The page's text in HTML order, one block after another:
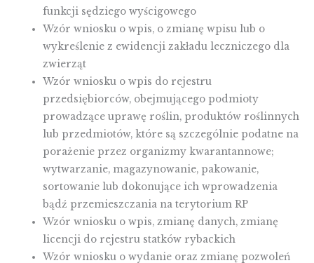
funkcji sędziego wyścigowego
Wzór wniosku o wpis, o zmianę wpisu lub o
wykreślenie z ewidencji zakładu leczniczego dla
zwierząt
Wzór wniosku o wpis do rejestru
przedsiębiorców, obejmującego podmioty
prowadzące uprawę roślin, produktów roślinnych
lub przedmiotów, które są szczególnie podatne na
porażenie przez organizmy kwarantannowe;
wytwarzanie, magazynowanie, pakowanie,
sortowanie lub dokonujące ich wprowadzenia
bądź przemieszczania na terytorium RP
Wzór wniosku o wpis, zmianę danych, zmianę
licencji do rejestru statków rybackich
Wzór wniosku o wydanie oraz zmianę pozwoleń